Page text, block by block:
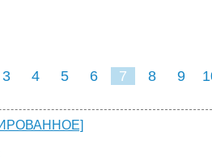
3 4 5 6 7 8 9